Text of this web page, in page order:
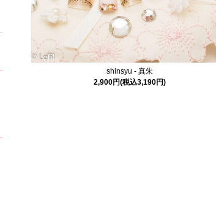
shinsyu - 真朱
2,900円(税込3,190円)